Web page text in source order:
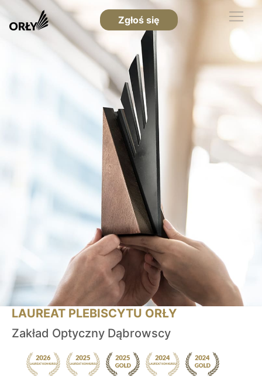
Zgłoś się
LAUREAT PLEBISCYTU ORŁY
Zakład Optyczny Dąbrowscy